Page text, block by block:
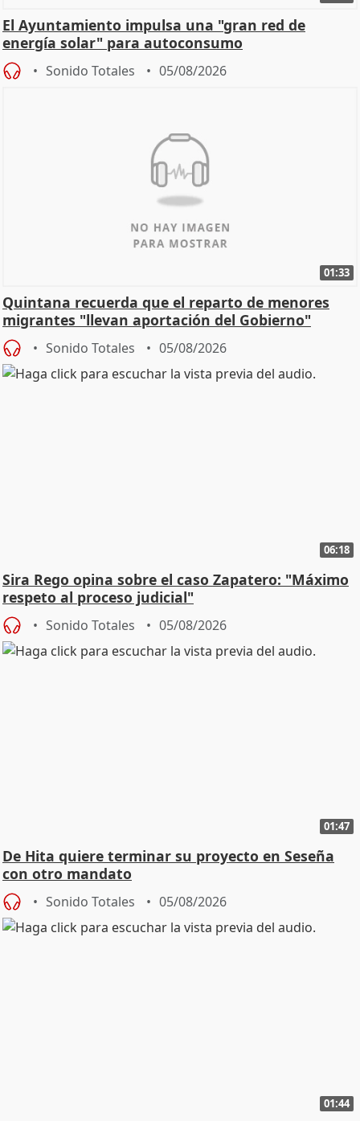
El Ayuntamiento impulsa una "gran red de
energía solar" para autoconsumo
Sonido Totales 05/08/2026
01:33
Quintana recuerda que el reparto de menores
migrantes "llevan aportación del Gobierno"
central
Sonido Totales 05/08/2026
06:18
Sira Rego opina sobre el caso Zapatero: "Máximo
respeto al proceso judicial"
Sonido Totales 05/08/2026
01:47
De Hita quiere terminar su proyecto en Seseña
con otro mandato
Sonido Totales 05/08/2026
01:44